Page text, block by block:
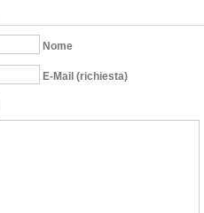
Nome
E-Mail (richiesta)